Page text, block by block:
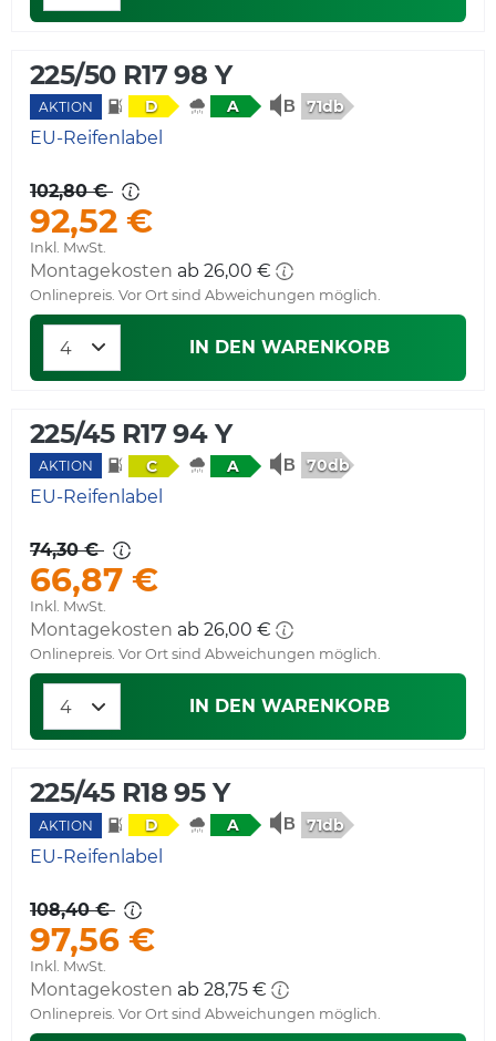
225/50 R17 98 Y
AKTION D A 71db
EU-Reifenlabel
102,80 €
92,52 €
Inkl. MwSt.
Montagekosten ab 26,00 €
Onlinepreis. Vor Ort sind Abweichungen möglich.
IN DEN WARENKORB
225/45 R17 94 Y
AKTION C A 70db
EU-Reifenlabel
74,30 €
66,87 €
Inkl. MwSt.
Montagekosten ab 26,00 €
Onlinepreis. Vor Ort sind Abweichungen möglich.
IN DEN WARENKORB
225/45 R18 95 Y
AKTION D A 71db
EU-Reifenlabel
108,40 €
97,56 €
Inkl. MwSt.
Montagekosten ab 28,75 €
Onlinepreis. Vor Ort sind Abweichungen möglich.